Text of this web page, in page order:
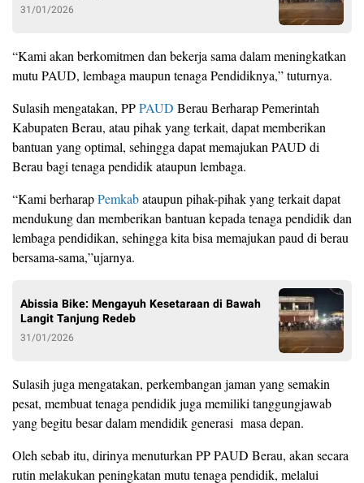
31/01/2026
“Kami akan berkomitmen dan bekerja sama dalam meningkatkan
mutu PAUD, lembaga maupun tenaga Pendidiknya,” tuturnya.
Sulasih mengatakan, PPPAUD Berau Berharap Pemerintah
Kabupaten Berau, atau pihak yang terkait, dapat memberikan
bantuan yang optimal, sehingga dapat memajukan PAUD di
Berau bagi tenaga pendidik ataupun lembaga.
“Kami berharapPemkabataupun pihak-pihak yang terkait dapat
mendukung dan memberikan bantuan kepada tenaga pendidik dan
lembaga pendidikan, sehingga kita bisa memajukan paud di berau
bersama-sama,”ujarnya.
Abissia Bike: Mengayuh Kesetaraan di Bawah
Langit Tanjung Redeb
31/01/2026
Sulasih juga mengatakan, perkembangan jaman yang semakin
pesat, membuat tenaga pendidik juga memiliki tanggungjawab
yang begitu besar dalam mendidik generasi masa depan.
Oleh sebab itu, dirinya menuturkan PP PAUD Berau, akan secara
rutin melakukan peningkatan mutu tenaga pendidik, melalui